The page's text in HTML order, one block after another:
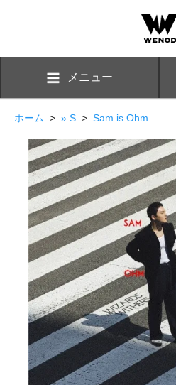
メニュー
ホーム > » S > Sam is Ohm